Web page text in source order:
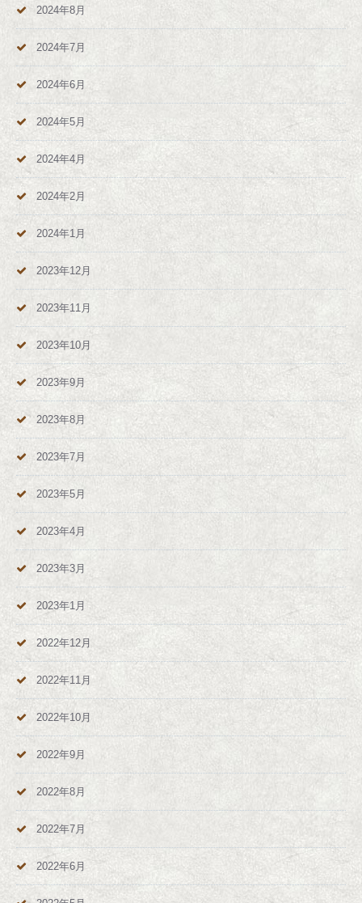
2024年8月
2024年7月
2024年6月
2024年5月
2024年4月
2024年2月
2024年1月
2023年12月
2023年11月
2023年10月
2023年9月
2023年8月
2023年7月
2023年5月
2023年4月
2023年3月
2023年1月
2022年12月
2022年11月
2022年10月
2022年9月
2022年8月
2022年7月
2022年6月